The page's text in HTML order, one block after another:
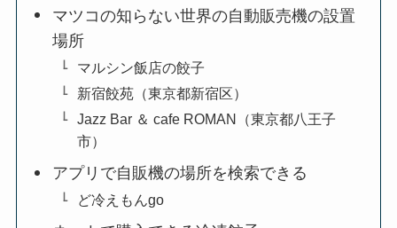
マツコの知らない世界の自動販売機の設置
場所
マルシン飯店の餃子
新宿餃苑（東京都新宿区）
Jazz Bar ＆ cafe ROMAN（東京都八王子
市）
アプリで自販機の場所を検索できる
ど冷えもんgo